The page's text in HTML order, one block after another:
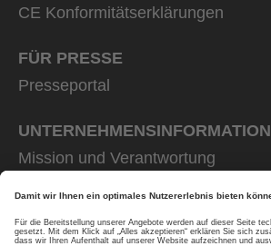
CE Konformitätserklärungen
FÜR PRESSE
Presseportal
UNTERNEHMENS­INFORMATION
Mission und Verantwortung
Rainer Winter Stiftung